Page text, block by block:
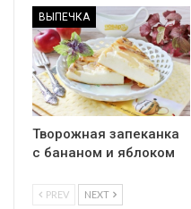
ВЫПЕЧКА
Творожная запеканка
с бананом и яблоком
PREV NEXT